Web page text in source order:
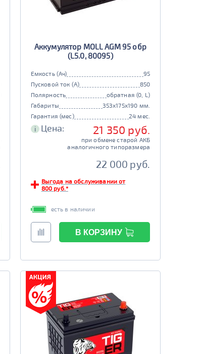
Аккумулятор MOLL AGM 95 обр
(L5.0, 80095)
Емкость (Ач)
95
Пусковой ток (А)
850
Полярность
обратная (0, L)
Габариты
353x175x190 мм.
Гарантия (мес)
24 мес.
i Цена: 21 350 руб.
при обмене старой АКБ
аналогичного типоразмера
22 000 руб.
Выгода на обслуживании от
800 руб.*
есть в наличии
В КОРЗИНУ